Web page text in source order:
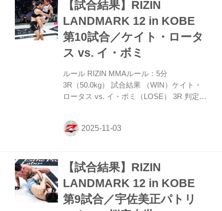
かし木村はこれも切り、摩嶋は3度目のタ
ョークを狙う。ネッククランクも織り交ぜ
左右から極めを狙っていく摩嶋だが、木村
がしのぎ切って終える。 ROUND 2 木村は
ストレート、アッパーと振るって摩嶋の組
みつきをけん制。...
【試合結果】RIZIN
LANDMARK 12 in KOBE
第10試合／ケイト・ロータ
ス vs. イ・ボミ
ルール RIZIN MMAルール：5分
3R（50.0kg） 試合結果 （WIN）ケイト・
ロータス vs. イ・ボミ（LOSE） 3R 判定
トはボミが前に出てくると正面で立ち合わ
ずステップでかわし、そこから首相撲で押
組み合いでもボミを金網に押していく。こ
左ミドル、前蹴り、左インローと蹴りの後
で右フック。しかしボミはダメージを見せ
【試合結果】RIZIN
LANDMARK 12 in KOBE
第9試合／宇佐美正パトリ